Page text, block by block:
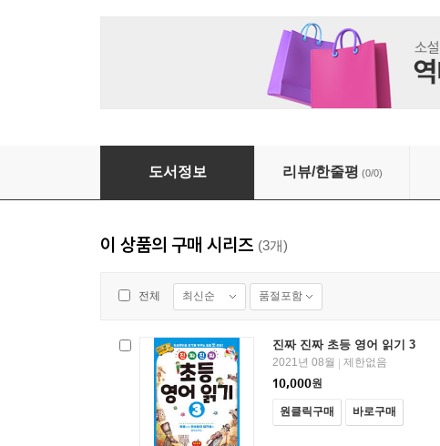
진짜 진짜 초등 영어 읽기 2
도서정보 리뷰/한줄평 (0/0)
이 상품의 구매 시리즈 (3개)
전체 최신순 품절포함
진짜 진짜 초등 영어 읽기 3
2021년 08월 | 제한없음
10,000원
원클릭구매 바로구매